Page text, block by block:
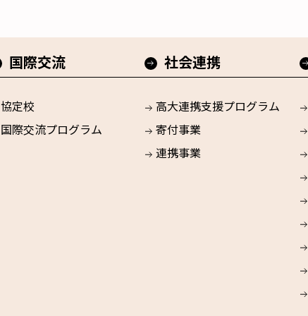
国際交流
協定校
国際交流プログラム
社会連携
高大連携支援プログラム
寄付事業
連携事業